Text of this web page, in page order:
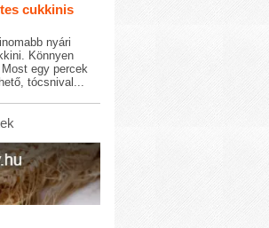
cukkinis
nyári
Könnyen
egy percek
tócsnival...